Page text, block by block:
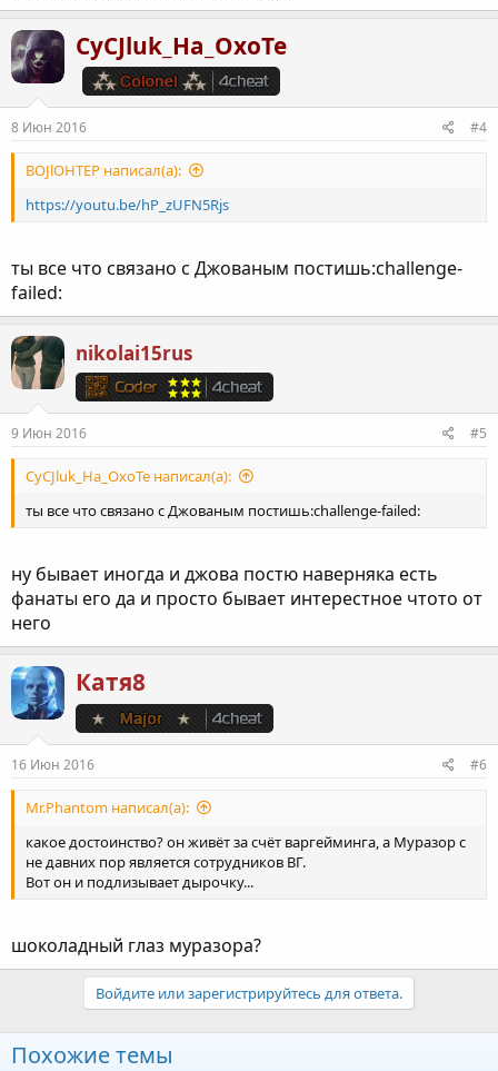
CyCJluk_Ha_OxoTe
8 Июн 2016 #4
BOJlOHTEP написал(а):
https://youtu.be/hP_zUFN5Rjs
ты все что связано с Джованым постишь:challenge-
failed:
nikolai15rus
9 Июн 2016 #5
CyCJluk_Ha_OxoTe написал(а):
ты все что связано с Джованым постишь:challenge-failed:
ну бывает иногда и джова постю наверняка есть
фанаты его да и просто бывает интерестное чтото от
него
Катя8
16 Июн 2016 #6
Mr.Phantom написал(а):
какое достоинство? он живёт за счёт варгейминга, а Муразор с
не давних пор является сотрудников ВГ.
Вот он и подлизывает дырочку...
шоколадный глаз муразора?
Войдите или зарегистрируйтесь для ответа.
Похожие темы